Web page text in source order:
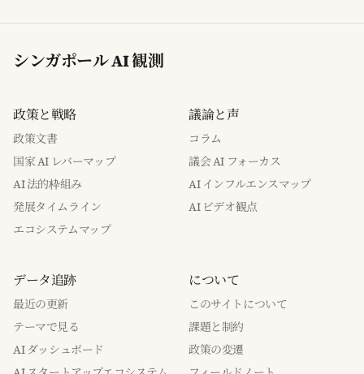
シンガポール AI 観測
政策と戦略
政策文書
国家 AI レバーマップ
AI 法的枠組み
発展タイムライン
エコシステムマップ
議論と声
コラム
議会 AI フォーカス
AI インフルエンスマップ
AI ビデオ観点
データ追跡
最近の更新
テーマで見る
AI ダッシュボード
について
このサイトについて
課題と制約
政策の変遷